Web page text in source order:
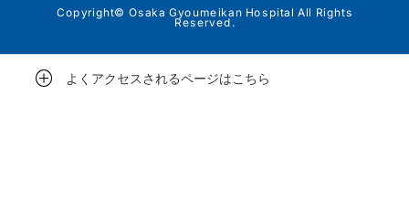
Copyright© Osaka Gyoumeikan Hospital All Rights
Reserved.
よくアクセスされるページはこちら